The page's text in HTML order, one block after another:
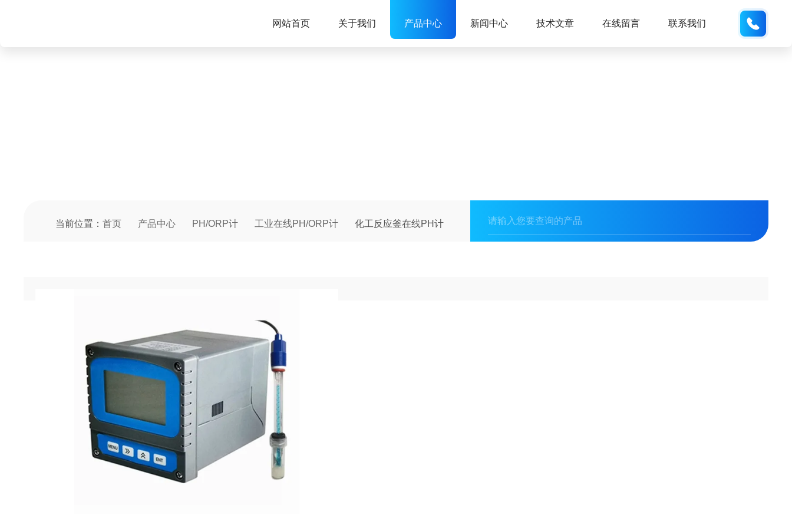
网站首页 关于我们 产品中心 新闻中心 技术文章 在线留言 联系我们
当前位置：首页 产品中心 PH/ORP计 工业在线PH/ORP计 化工反应釜在线PH计